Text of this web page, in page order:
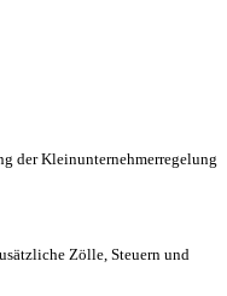
der Kleinunternehmerregelung
Zölle, Steuern und